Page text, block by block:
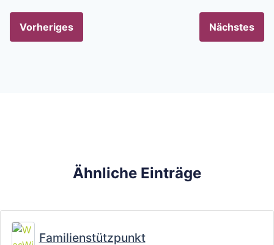
Vorheriges Nächstes
Ähnliche Einträge
Familienstützpunkt